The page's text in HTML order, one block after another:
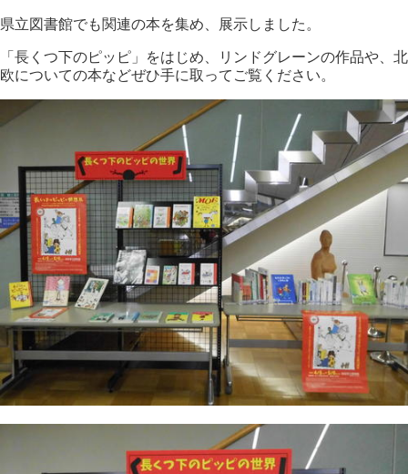
県立図書館でも関連の本を集め、展示しました。
「長くつ下のピッピ」をはじめ、リンドグレーンの作品や、北
欧についての本などぜひ手に取ってご覧ください。